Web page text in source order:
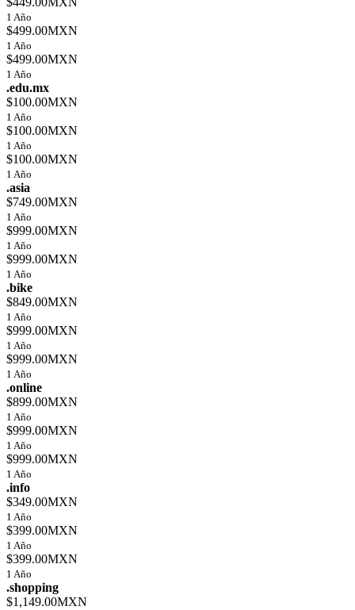
1 Año
$499.00MXN
1 Año
$499.00MXN
1 Año
.edu.mx
$100.00MXN
1 Año
$100.00MXN
1 Año
$100.00MXN
1 Año
.asia
$749.00MXN
1 Año
$999.00MXN
1 Año
$999.00MXN
1 Año
.bike
$849.00MXN
1 Año
$999.00MXN
1 Año
$999.00MXN
1 Año
.online
$899.00MXN
1 Año
$999.00MXN
1 Año
$999.00MXN
1 Año
.info
$349.00MXN
1 Año
$399.00MXN
1 Año
$399.00MXN
1 Año
.shopping
$1,149.00MXN